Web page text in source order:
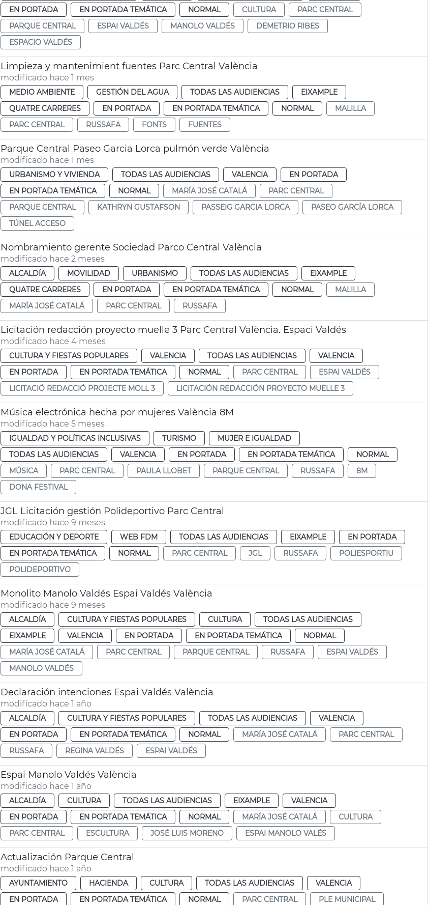
EN PORTADA
EN PORTADA TEMÁTICA NORMAL CULTURA
PARC CENTRAL
PARQUE CENTRAL
ESPAI VALDÉS MANOLO VALDÉS
DEMETRIO RIBES
ESPACIO VALDÉS
Limpieza y mantenimient fuentes Parc Central València
modificado hace 1 mes
MEDIO AMBIENTE GESTIÓN DEL AGUA TODAS LAS AUDIENCIAS
EIXAMPLE
QUATRE CARRERES
EN PORTADA EN PORTADA TEMÁTICA NORMAL
MALILLA
PARC CENTRAL
RUSSAFA FONTS FUENTES
Parque Central Paseo Garcia Lorca pulmón verde València
modificado hace 1 mes
URBANISMO Y VIVIENDA TODAS LAS AUDIENCIAS VALENCIA
EN PORTADA
EN PORTADA TEMÁTICA
NORMAL MARÍA JOSÉ CATALÁ
PARC CENTRAL
PARQUE CENTRAL
KATHRYN GUSTAFSON PASSEIG GARCIA LORCA
PASEO GARCÍA LORCA
TÚNEL ACCESO
Nombramiento gerente Sociedad Parco Central València
modificado hace 2 meses
ALCALDÍA MOVILIDAD URBANISMO TODAS LAS AUDIENCIAS
EIXAMPLE
QUATRE CARRERES
EN PORTADA EN PORTADA TEMÁTICA NORMAL
MALILLA
MARÍA JOSÉ CATALÁ
PARC CENTRAL RUSSAFA
Licitación redacción proyecto muelle 3 Parc Central València. Espaci Valdés
modificado hace 4 meses
CULTURA Y FIESTAS POPULARES VALENCIA TODAS LAS AUDIENCIAS
VALENCIA
EN PORTADA
EN PORTADA TEMÁTICA NORMAL PARC CENTRAL
ESPAI VALDÉS
LICITACIÓ REDACCIÓ PROJECTE MOLL 3
LICITACIÓN REDACCIÓN PROYECTO MUELLE 3
Música electrónica hecha por mujeres València 8M
modificado hace 5 meses
IGUALDAD Y POLÍTICAS INCLUSIVAS TURISMO
MUJER E IGUALDAD
TODAS LAS AUDIENCIAS
VALENCIA EN PORTADA EN PORTADA TEMÁTICA
NORMAL
MÚSICA
PARC CENTRAL PAULA LLOBET PARQUE CENTRAL RUSSAFA
8M
DONA FESTIVAL
JGL Licitación gestión Polideportivo Parc Central
modificado hace 9 meses
EDUCACIÓN Y DEPORTE WEB FDM TODAS LAS AUDIENCIAS EIXAMPLE
EN PORTADA
EN PORTADA TEMÁTICA
NORMAL PARC CENTRAL JGL RUSSAFA
POLIESPORTIU
POLIDEPORTIVO
Monolito Manolo Valdés Espai Valdés València
modificado hace 9 meses
ALCALDÍA CULTURA Y FIESTAS POPULARES CULTURA
TODAS LAS AUDIENCIAS
EIXAMPLE
VALENCIA EN PORTADA EN PORTADA TEMÁTICA
NORMAL
MARÍA JOSÉ CATALÁ
PARC CENTRAL PARQUE CENTRAL RUSSAFA
ESPAI VALDÉS
MANOLO VALDÉS
Declaración intenciones Espai Valdés València
modificado hace 1 año
ALCALDÍA CULTURA Y FIESTAS POPULARES TODAS LAS AUDIENCIAS
VALENCIA
EN PORTADA
EN PORTADA TEMÁTICA NORMAL MARÍA JOSÉ CATALÁ
PARC CENTRAL
RUSSAFA
REGINA VALDÉS ESPAI VALDÉS
Espai Manolo Valdés València
modificado hace 1 año
ALCALDÍA CULTURA TODAS LAS AUDIENCIAS EIXAMPLE
VALENCIA
EN PORTADA
EN PORTADA TEMÁTICA NORMAL MARÍA JOSÉ CATALÁ
CULTURA
PARC CENTRAL
ESCULTURA JOSÉ LUIS MORENO ESPAI MANOLO VALÉS
Actualización Parque Central
modificado hace 1 año
AYUNTAMIENTO HACIENDA CULTURA TODAS LAS AUDIENCIAS
VALENCIA
EN PORTADA
EN PORTADA TEMÁTICA NORMAL PARC CENTRAL PLE MUNICIPAL